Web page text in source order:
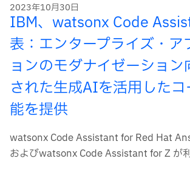
2023年10月30日
IBM、watsonx Code
表：エンタープライズ・ア
ョンのモダナイゼーショ
された生成AIを活用した
能を提供
watsonx Code Assistant for Red Hat
およびwatsonx Code Assistant for Z が